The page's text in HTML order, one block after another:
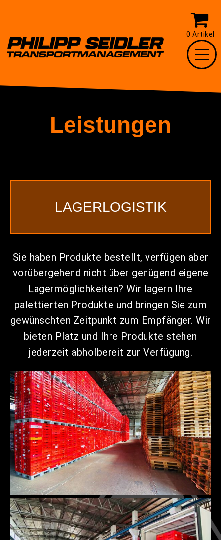
0 Artikel
Leistungen
LAGERLOGISTIK
Sie haben Produkte bestellt, verfügen aber
vorübergehend nicht über genügend eigene
Lagermöglichkeiten? Wir lagern Ihre
palettierten Produkte und bringen Sie zum
gewünschten Zeitpunkt zum Empfänger. Wir
bieten Platz und Ihre Produkte stehen
jederzeit abholbereit zur Verfügung.